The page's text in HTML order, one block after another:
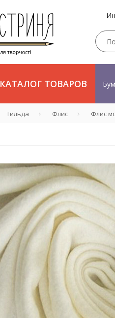
КАТАЛОГ ТОВАРОВ
Тильда Флис Флис